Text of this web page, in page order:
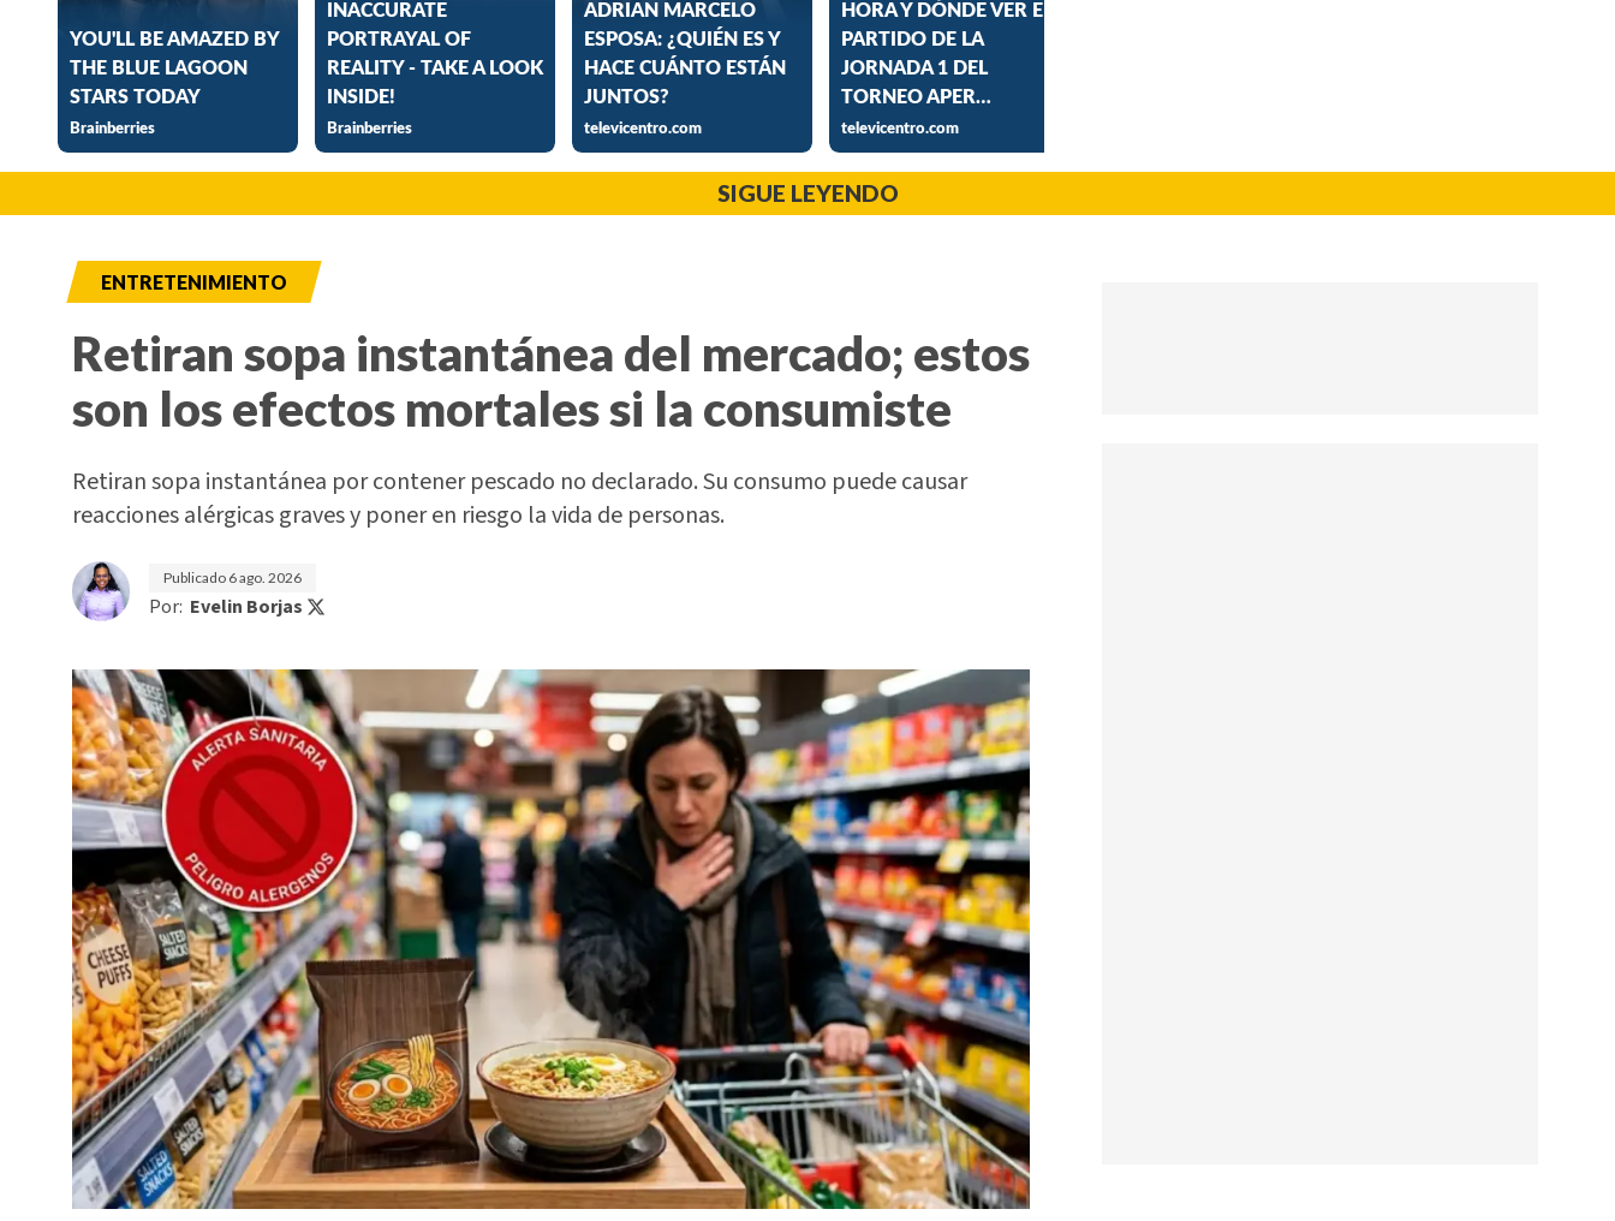
SIGUE LEYENDO
ENTRETENIMIENTO
Retiran sopa instantánea del mercado; estos
son los efectos mortales si la consumiste
Retiran sopa instantánea por contener pescado no declarado. Su consumo puede causar
reacciones alérgicas graves y poner en riesgo la vida de personas.
Publicado 6 ago. 2026
Por: Evelin Borjas